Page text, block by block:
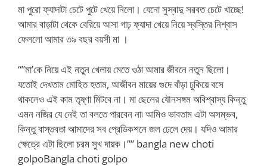
মা পুরো ফ্যাদাটা চেটে পুটে খেয়ে নিলো। যেনো সুস্বাদু সরবত চেটে খাচ্ছে!
আমার বাড়াটা থেকে বেরিয়ে আসা গাঢ় ফ্যাদা খেয়ে নিয়ে স্বস্তির নিশ্বাস
ফেললো আমার ৩৯ বছর বয়সী মা ।
“”মা’কে নিয়ে এই নতুন খেলায় মেতে ওঠা আমার জীবনে নতুন ছিলো।
যতোই দেখতাম মোহিত হতাম, আজীবন মায়ের গুদে বাঁড়া ঢুকিয়ে বসে
থাকলেও এই কাম তৃষ্ণা মিটবে না। মা ছেলের যৌনসঙ্গম অবিশ্বাস্য কিন্তু
এমন নজির যে নেই তা বলতে পারবেন না৷ আমিও ভাবতাম এটা অসম্ভব,
কিন্তু বাস্তবতা আমাদের সব প্রেডিকশনে জল ঢেলে দেয়। যদিও আমার
ক্ষেত্রে এটা ছিলো চরম সুখ দায়ক।”” bangla new choti
golpoBangla choti golpo